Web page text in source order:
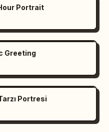
Portrait
Greeting
Portresi